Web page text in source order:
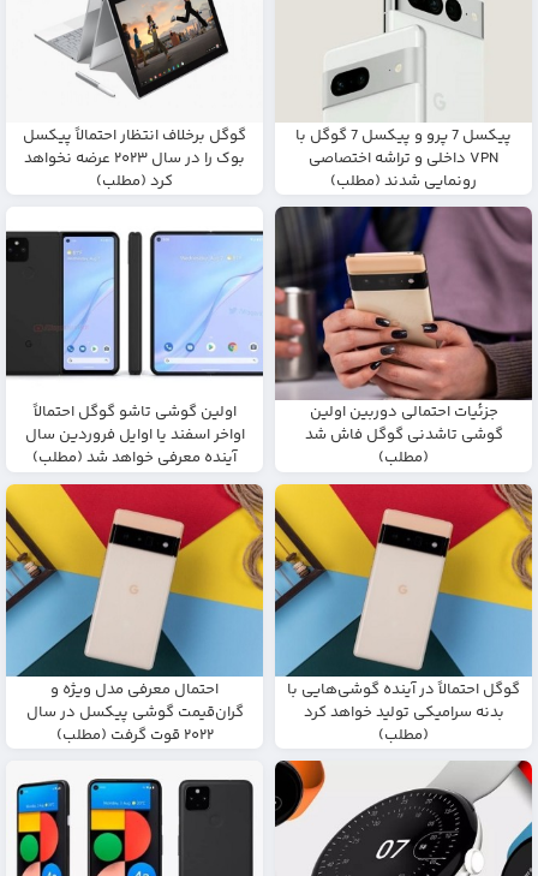
پیکسل 7 پرو و پیکسل 7 گوگل با
VPN داخلی و تراشه اختصاصی
رونمایی شدند (مطلب)
گوگل برخلاف انتظار احتمالاً پیکسل
بوک را در سال ۲۰۲۳ عرضه نخواهد
کرد (مطلب)
جزئیات احتمالی دوربین اولین
گوشی تاشدنی گوگل فاش شد
(مطلب)
اولین گوشی تاشو گوگل احتمالاً
اواخر اسفند یا اوایل فروردین سال
آینده معرفی خواهد شد (مطلب)
گوگل احتمالاً در آینده گوشی‌هایی با
بدنه‌ سرامیکی تولید خواهد کرد
(مطلب)
احتمال معرفی مدل ویژه و
گران‌قیمت گوشی پیکسل در سال
۲۰۲۲ قوت گرفت (مطلب)